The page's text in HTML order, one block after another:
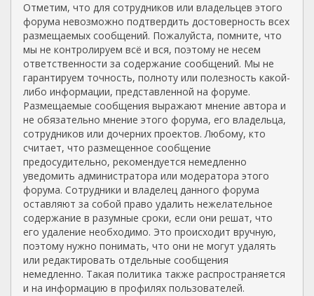
Отметим, что для сотрудников или владельцев этого
форума невозможно подтвердить достоверность всех
размещаемых сообщений. Пожалуйста, помните, что
мы не контролируем всё и вся, поэтому не несем
ответственности за содержание сообщений. Мы не
гарантируем точность, полноту или полезность какой-
либо информации, представленной на форуме.
Размещаемые сообщения выражают мнение автора и
не обязательно мнение этого форума, его владельца,
сотрудников или дочерних проектов. Любому, кто
считает, что размещенное сообщение
предосудительно, рекомендуется немедленно
уведомить администратора или модератора этого
форума. Сотрудники и владелец данного форума
оставляют за собой право удалить нежелательное
содержание в разумные сроки, если они решат, что
его удаление необходимо. Это происходит вручную,
поэтому нужно понимать, что они не могут удалять
или редактировать отдельные сообщения
немедленно. Такая политика также распространяется
и на информацию в профилях пользователей.